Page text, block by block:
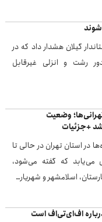
گیلان هشدار داد که در
رشت و انزلی غیرقابل
وضعیت
+جزئیات
در استان تهران در حالی تا
می‌یابد که گفته می‌شود،
اسلامشهر و شهریار…
اف‌ای‌تی‌اف است